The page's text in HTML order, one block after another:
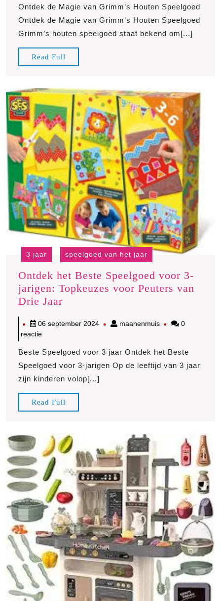
Grimm’s
Houten
Speelgoed
Ontdek de Magie van Grimm’s Houten Speelgoed
Ontdek de Magie van Grimm’s Houten Speelgoed
Grimm’s houten speelgoed staat bekend om[...]
Read Full
Full
3 jaar speelgoed van het jaar
Ontdek het Beste Speelgoed voor 3-
jarigen: Topkeuzes voor Peuters van
Drie JaarOntdek
Beste
voor
3-
jarigen:
Topkeuzes
voor
Drie
Jaar
06 september 202406
maanenmuismaanenmuis
0
reactie
Beste Speelgoed voor 3 jaar Ontdek het Beste
Speelgoed voor 3-jarigen Op de leeftijd van 3 jaar
zijn kinderen volop[...]
Read Full
Full